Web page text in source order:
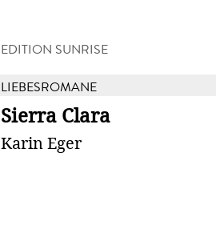
EDITION SUNRISE
LIEBESROMANE
Sierra Clara
Karin Eger